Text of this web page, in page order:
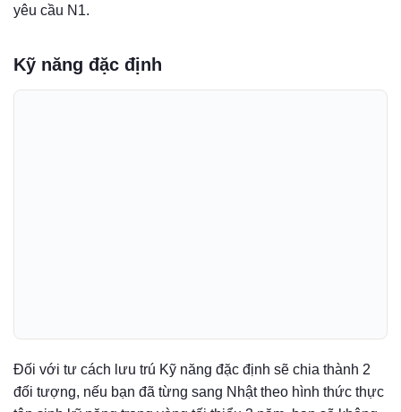
yêu cầu N1.
Kỹ năng đặc định
Đối với tư cách lưu trú Kỹ năng đặc định sẽ chia thành 2
đối tượng, nếu bạn đã từng sang Nhật theo hình thức thực